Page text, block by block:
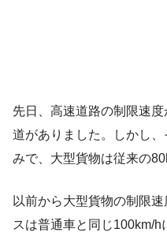
先日、高速道路の制限速
道がありました。しかし
みで、大型貨物は従来の
以前から大型貨物の制限
スは普通車と同じ100km/h